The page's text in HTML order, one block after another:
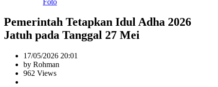
Pemerintah Tetapkan Idul Adha 2026
Jatuh pada Tanggal 27 Mei
17/05/2026 20:01
by Rohman
962 Views